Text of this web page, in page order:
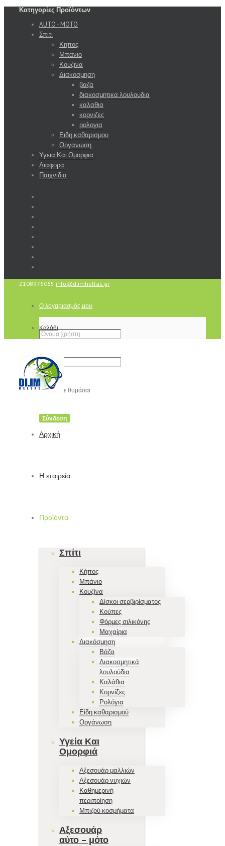
Κατηγορίες Προϊόντων
AUTO - MOTO
Σπιτι
Κηπος
Μπανιο
Κουζινα
Διακοσμηση
βαζα
διακοσμητικα λουλουδια
καλαθια
κορνιζες
ρολογια
Ειδη καθαρισμου
Οργανωση
Υγεια Και Ομορφια
Διαφορα
Παιχνιδια
2108976065 |info@diimhellas.gr
Ο λογαριασμός μου
Να με θυμάσαι
Καλάθι
Αρχική
Η εταιρεία
Προϊόντα
Σπίτι
Κήπος
Μπάνιο
Κουζίνα
Δίσκοι σερβιρίσματος
Κούπες
Φόρμες σιλικόνης
Μαχαίρια
Διακόσμηση
Βάζα
Διακοσμητικά
λουλούδια
Καλάθια
Κορνίζες
Ρολόγια
Είδη καθαρισμού
Οργάνωση
Υγεία Και
Ομορφιά
Αξεσουάρ μαλλιών
Αξεσουάρ νυχιών
Καθημερινή
περιποίηση
Μπιζού κοσμήματα
Αξεσουάρ
αύτο – μότο